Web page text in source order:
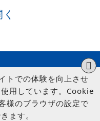
トでの体験を向上させ
用しています。Cookie
様のブラウザの設定で
ます。